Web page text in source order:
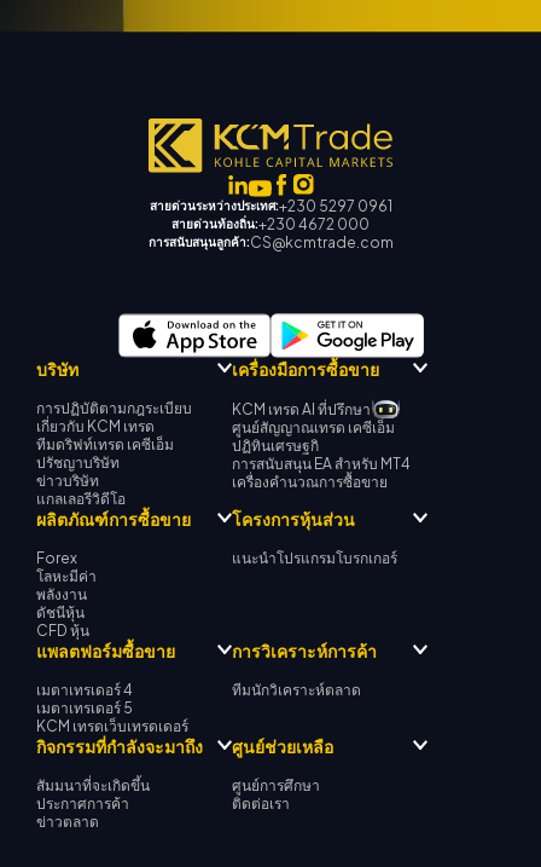
สายด่วนระหว่างประเทศ:+230 5297 0961
สายด่วนท้องถิ่น:+230 4672 000
การสนับสนุนลูกค้า:CS@kcmtrade.com
บริษัท
การปฏิบัติตามกฎระเบียบ
เกี่ยวกับ KCM เทรด
ทีมดริฟท์เทรด เคซีเอ็ม
ปรัชญาบริษัท
ข่าวบริษัท
แกลเลอรีวิดีโอ
เครื่องมือการซื้อขาย
KCM เทรด AI ที่ปรึกษา
ศูนย์สัญญาณเทรด เคซีเอ็ม
ปฏิทินเศรษฐกิ
การสนับสนุน EA สำหรับ MT4
เครื่องคำนวณการซื้อขาย
ผลิตภัณฑ์การซื้อขาย
Forex
โลหะมีค่า
พลังงาน
ดัชนีหุ้น
CFD หุ้น
โครงการหุ้นส่วน
แนะนำโปรแกรมโบรกเกอร์
แพลตฟอร์มซื้อขาย
เมตาเทรเดอร์ 4
เมตาเทรเดอร์ 5
KCM เทรดเว็บเทรดเดอร์
การวิเคราะห์การค้า
ทีมนักวิเคราะห์ตลาด
กิจกรรมที่กำลังจะมาถึง
สัมมนาที่จะเกิดขึ้น
ประกาศการค้า
ข่าวตลาด
ศูนย์ช่วยเหลือ
ศูนย์การศึกษา
ติดต่อเรา